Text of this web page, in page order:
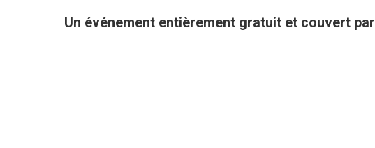
Un événement entièrement gratuit et couvert par